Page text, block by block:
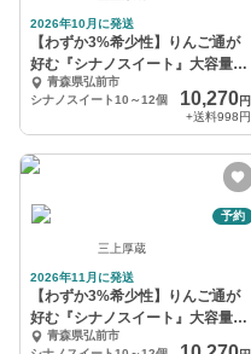
2026年10月に発送
【わずか3%希少性】りんご通が
好む『シナノスイート』大容量パ
ッケージ10月予約
青森県弘前市
シナノスイート10～12個
10,270円
+送料998円
予約
三上厚蔵
2026年11月に発送
【わずか3%希少性】りんご通が
好む『シナノスイート』大容量パ
ッケージ11月予約
青森県弘前市